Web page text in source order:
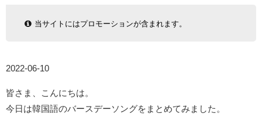
当サイトにはプロモーションが含まれます。
2022-06-10
皆さま、こんにちは。
今日は韓国語のバースデーソングをまとめてみました。